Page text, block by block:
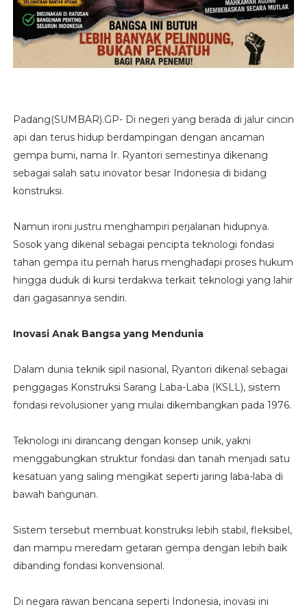
Padang(SUMBAR).GP- Di negeri yang berada di jalur cincin
api dan terus hidup berdampingan dengan ancaman
gempa bumi, nama Ir. Ryantori semestinya dikenang
sebagai salah satu inovator besar Indonesia di bidang
konstruksi.
Namun ironi justru menghampiri perjalanan hidupnya.
Sosok yang dikenal sebagai pencipta teknologi fondasi
tahan gempa itu pernah harus menghadapi proses hukum
hingga duduk di kursi terdakwa terkait teknologi yang lahir
dari gagasannya sendiri.
Inovasi Anak Bangsa yang Mendunia
Dalam dunia teknik sipil nasional, Ryantori dikenal sebagai
penggagas Konstruksi Sarang Laba-Laba (KSLL), sistem
fondasi revolusioner yang mulai dikembangkan pada 1976.
Teknologi ini dirancang dengan konsep unik, yakni
menggabungkan struktur fondasi dan tanah menjadi satu
kesatuan yang saling mengikat seperti jaring laba-laba di
bawah bangunan.
Sistem tersebut membuat konstruksi lebih stabil, fleksibel,
dan mampu meredam getaran gempa dengan lebih baik
dibanding fondasi konvensional.
Di negara rawan bencana seperti Indonesia, inovasi ini